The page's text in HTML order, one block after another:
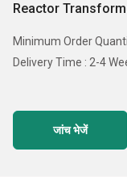
Reactor
Minimum Order
Delivery Time : 2-4
जांच भेजें